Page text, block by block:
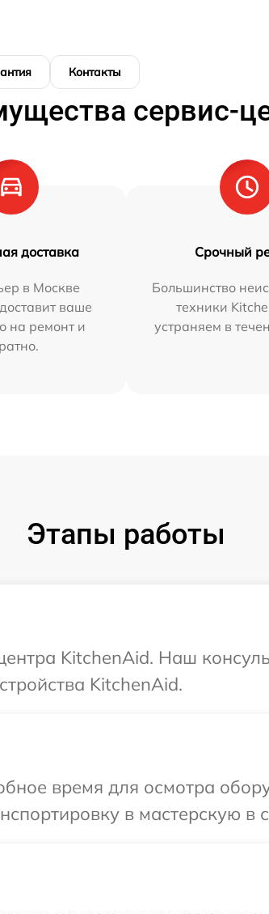
Контакты
сервис-
доставка
в Москве
ваше
на ремонт и
Срочный
Большинство
техники
устраняем в
Этапы работы
KitchenAid. Наш
KitchenAid.
время для осмотра
в мастерскую в